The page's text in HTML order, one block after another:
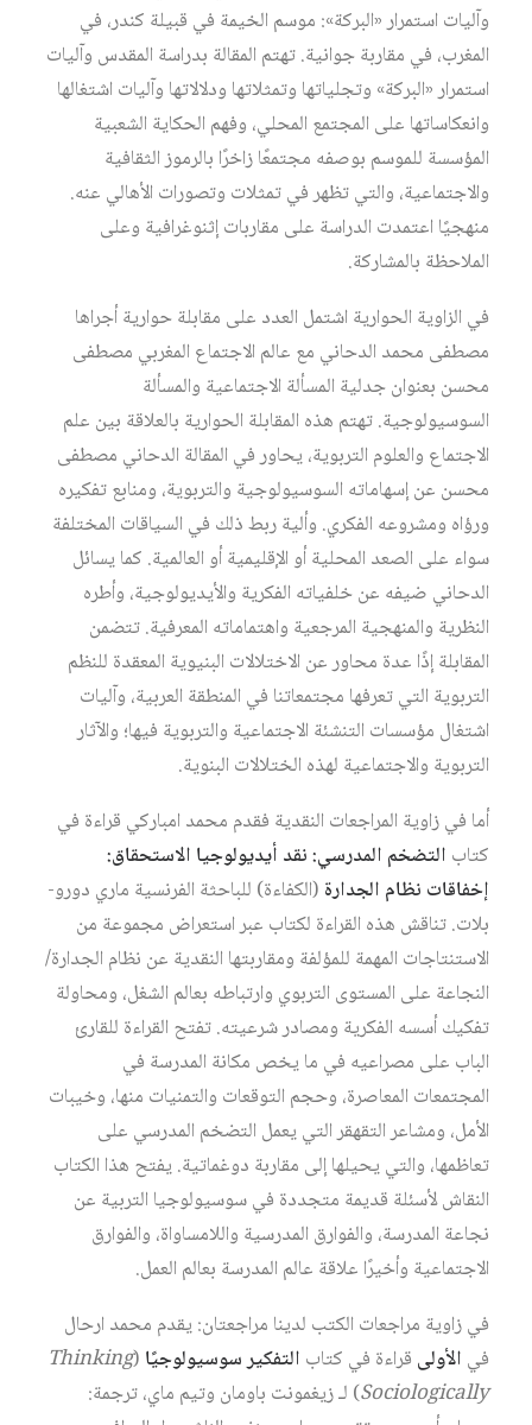
وآليات استمرار «البركة»: موسم الخيمة في قبيلة كندر، في
المغرب، في مقاربة جوانية. تهتم المقالة بدراسة المقدس وآليات
استمرار «البركة» وتجلياتها وتمثلاتها ودلالاتها وآليات اشتغالها
وانعكاساتها على المجتمع المحلي، وفهم الحكاية الشعبية
المؤسسة للموسم بوصفه مجتمعًا زاخرًا بالرموز الثقافية
والاجتماعية، والتي تظهر في تمثلات وتصورات الأهالي عنه.
منهجيًا اعتمدت الدراسة على مقاربات إثنوغرافية وعلى
الملاحظة بالمشاركة.
في الزاوية الحوارية اشتمل العدد على مقابلة حوارية أجراها
مصطفى محمد الدحاني مع عالم الاجتماع المغربي مصطفى
محسن بعنوان جدلية المسألة الاجتماعية والمسألة
السوسيولوجية. تهتم هذه المقابلة الحوارية بالعلاقة بين علم
الاجتماع والعلوم التربوية، يحاور في المقالة الدحاني مصطفى
محسن عن إسهاماته السوسيولوجية والتربوية، ومنابع تفكيره
ورؤاه ومشروعه الفكري. وألية ربط ذلك في السياقات المختلفة
سواء على الصعد المحلية أو الإقليمية أو العالمية. كما يسائل
الدحاني ضيفه عن خلفياته الفكرية والأيديولوجية، وأطره
النظرية والمنهجية المرجعية واهتماماته المعرفية. تتضمن
المقابلة إذًا عدة محاور عن الاختلالات البنيوية المعقدة للنظم
التربوية التي تعرفها مجتمعاتنا في المنطقة العربية، وآليات
اشتغال مؤسسات التنشئة الاجتماعية والتربوية فيها؛ والآثار
التربوية والاجتماعية لهذه الختلالات البنوية.
أما في زاوية المراجعات النقدية فقدم محمد امباركي قراءة في
كتاب التضخم المدرسي: نقد أيديولوجيا الاستحقاق:
إخفاقات نظام الجدارة (الكفاءة) للباحثة الفرنسية ماري دورو-
بلات. تناقش هذه القراءة لكتاب عبر استعراض مجموعة من
الاستنتاجات المهمة للمؤلفة ومقاربتها النقدية عن نظام الجدارة/
النجاعة على المستوى التربوي وارتباطه بعالم الشغل، ومحاولة
تفكيك أسسه الفكرية ومصادر شرعيته. تفتح القراءة للقارئ
الباب على مصراعيه في ما يخص مكانة المدرسة في
المجتمعات المعاصرة، وحجم التوقعات والتمنيات منها، وخيبات
الأمل، ومشاعر التقهقر التي يعمل التضخم المدرسي على
تعاظمها، والتي يحيلها إلى مقاربة دوغماتية. يفتح هذا الكتاب
النقاش لأسئلة قديمة متجددة في سوسيولوجيا التربية عن
نجاعة المدرسة، والفوارق المدرسية واللامساواة، والفوارق
الاجتماعية وأخيرًا علاقة عالم المدرسة بعالم العمل.
في زاوية مراجعات الكتب لدينا مراجعتان: يقدم محمد ارحال
في الأولى قراءة في كتاب التفكير سوسيولوجيًا (
Thinking
Sociologically) لـ زيغمونت باومان وتيم ماي، ترجمة: